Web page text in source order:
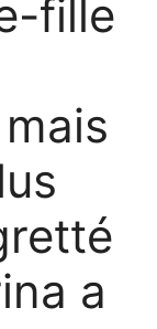
fille
a